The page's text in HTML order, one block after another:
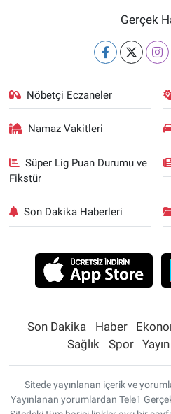
Gerçek
Nöbetçi Eczaneler
Namaz Vakitleri
Süper Lig Puan Durumu ve
Fikstür
Son Dakika Haberleri
Son Dakika Haber
Sağlık
Spor
Sitede yayınlanan içerik ve
Yayınlanan yorumlardan Tele1